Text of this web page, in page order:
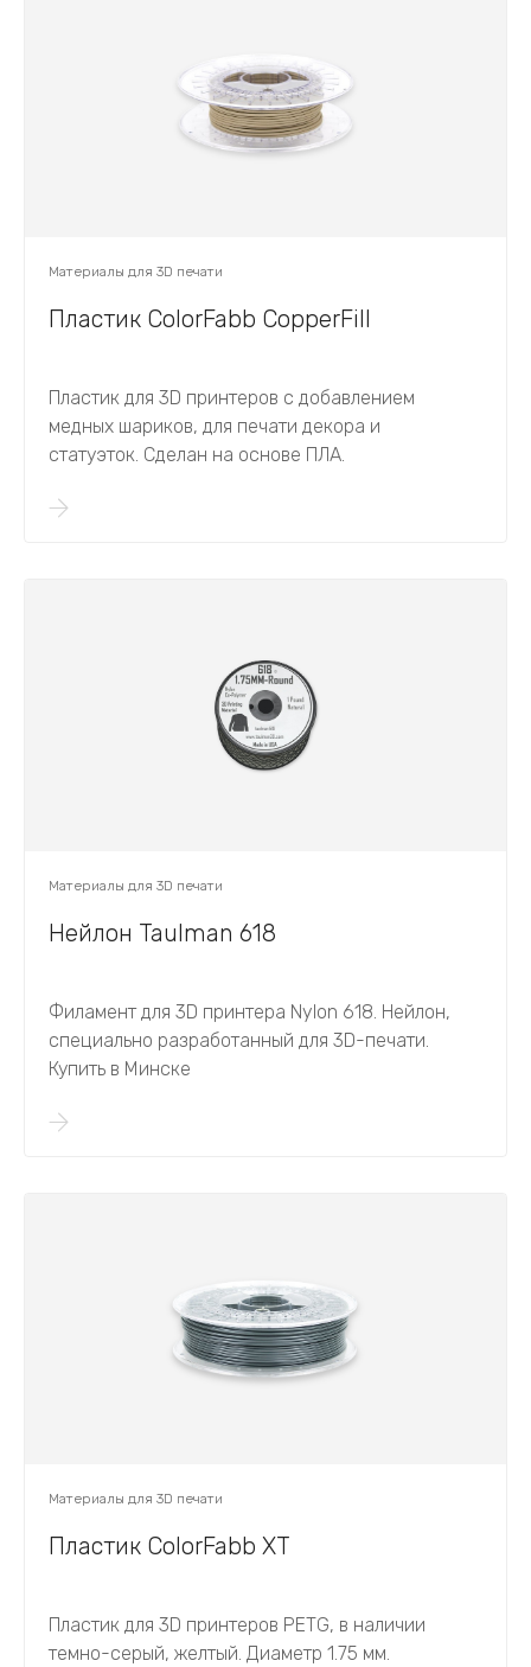
Материалы для 3D печати
Пластик ColorFabb CopperFill
Пластик для 3D принтеров с добавлением
медных шариков, для печати декора и
статуэток. Сделан на основе ПЛА.
Материалы для 3D печати
Нейлон Taulman 618
Филамент для 3D принтера Nylon 618. Нейлон,
специально разработанный для 3D-печати.
Купить в Минске
Материалы для 3D печати
Пластик ColorFabb XT
Пластик для 3D принтеров PETG, в наличии
темно-серый, желтый. Диаметр 1.75 мм.